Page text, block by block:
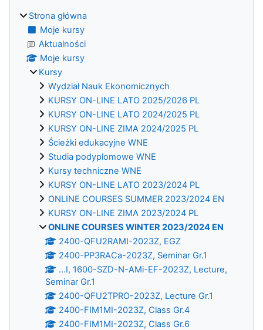
Strona główna
Moje kursy
Aktualności
Moje kursy
Kursy
Wydział Nauk Ekonomicznych
KURSY ON-LINE LATO 2025/2026 PL
KURSY ON-LINE LATO 2024/2025 PL
KURSY ON-LINE ZIMA 2024/2025 PL
Ścieżki edukacyjne WNE
Studia podyplomowe WNE
Kursy techniczne WNE
KURSY ON-LINE LATO 2023/2024 PL
ONLINE COURSES SUMMER 2023/2024 EN
KURSY ON-LINE ZIMA 2023/2024 PL
ONLINE COURSES WINTER 2023/2024 EN
2400-QFU2RAMI-2023Z, EGZ
2400-PP3RACa-2023Z, Seminar Gr.1
...I, 1600-SZD-N-AMi-EF-2023Z, Lecture,
Seminar Gr.1
2400-QFU2TPRO-2023Z, Lecture Gr.1
2400-FIM1MI-2023Z, Class Gr.4
2400-FIM1MI-2023Z, Class Gr.6